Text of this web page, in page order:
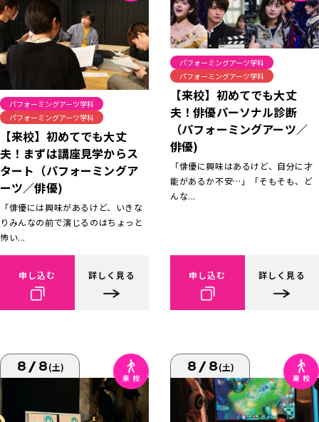
パフォーミングアーツ学科
パフォーミングアーツ学科
【来校】初めてでも大丈
夫！まずは講座見学からス
タート（パフォーミングア
ーツ／俳優)
「俳優には興味があるけど、いきな
りみんなの前で演じるのはちょっと
怖い...
申し込む 詳しく見る
パフォーミングアーツ学科
パフォーミングアーツ学科
【来校】初めてでも大丈
夫！俳優パーソナル診断
（パフォーミングアーツ／
俳優)
「俳優に興味はあるけど、自分に才
能があるか不安…」「そもそも、ど
んな...
申し込む 詳しく見る
8/8(土) 8/8(土)